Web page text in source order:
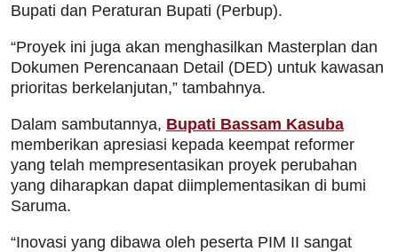
Bupati dan Peraturan Bupati (Perbup).
“Proyek ini juga akan menghasilkan Masterplan dan
Dokumen Perencanaan Detail (DED) untuk kawasan
prioritas berkelanjutan,” tambahnya.
Dalam sambutannya, Bupati Bassam Kasuba
memberikan apresiasi kepada keempat reformer
yang telah mempresentasikan proyek perubahan
yang diharapkan dapat diimplementasikan di bumi
Saruma.
“Inovasi yang dibawa oleh peserta PIM II sangat